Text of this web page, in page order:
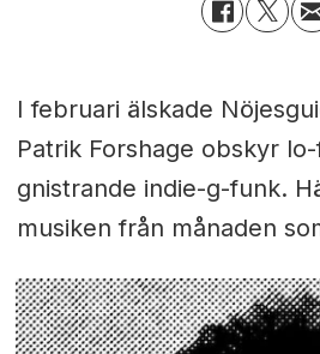
I februari älskade
Patrik Forshage obskyr
gnistrande indie-g-funk.
musiken från månaden